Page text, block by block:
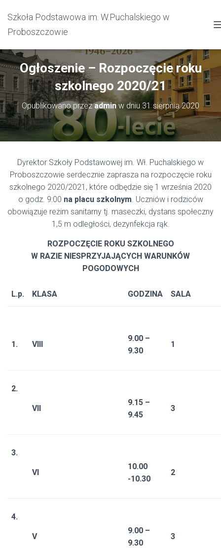
Szkoła Podstawowa im. W.Puchalskiego w
Proboszczowie
Ogłoszenie – Rozpoczęcie roku
szkolnego 2020/21
Opublikowano przezadmin w dniu31 sierpnia 2020
Dyrektor Szkoły Podstawowej im. Wł. Puchalskiego w
Proboszczowie serdecznie zaprasza na rozpoczęcie roku
szkolnego 2020/2021, które odbędzie się 1 września 2020
o godz. 9:00 na placu szkolnym. Uczniów i rodziców
obowiązuje reżim sanitarny tj. maseczki, dystans społeczny
1,5 m odległości, dezynfekcja rąk.
ROZPOCZĘCIE ROKU SZKOLNEGO
W RAZIE NIESPRZYJAJĄCYCH WARUNKÓW
POGODOWYCH
L.p. KLASA GODZINA SALA
1. VIII
9.00 –
9.30
1
2.
VII
9.15 –
9.45
3
3.
VI
10.00
-10.30
2
4.
V
9.00 –
9.30
3